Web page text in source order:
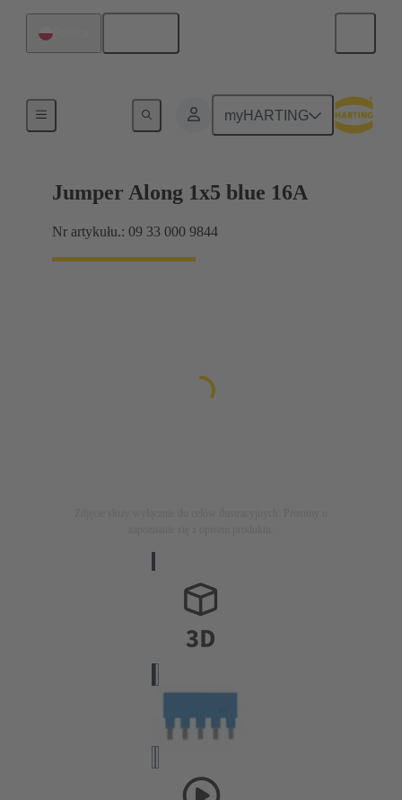
myHARTING
Han® ES Press zworki
Jumper Along 1x5 blue 16A
Nr artykułu.: 09 33 000 9844